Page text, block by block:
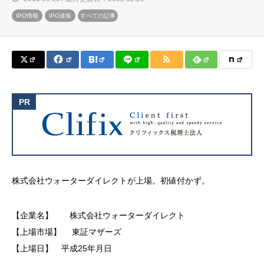
IPO情報 IPO速報 すべての記事
株式会社ウォーターダイレクトが上場。初値付かず。
【企業名】 株式会社ウォーターダイレクト
【上場市場】 東証マザーズ
【上場日】 平成25年月日